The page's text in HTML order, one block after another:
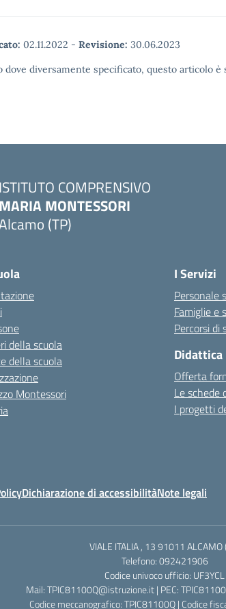
02.11.2022 - Revisione: 30.06.2023
dove diversamente specificato, questo articolo
ISTITUTO COMPRENSIVO
MARIA MONTESSORI
(TP)
della scuola
della scuola
Montessori
I Servizi
Personale
Famiglie e
Percorsi di
Didattica
Offerta
Le schede
I progetti
Dichiarazione di accessibilitàNote legali
VIALE ITALIA , 13 91011 ALCAMO
Telefono: 092421906
Codice univoco ufficio: UF3YCL
Mail: TPIC81100Q@istruzione.it | PEC:
Codice meccanografico: TPIC81100Q | Codice